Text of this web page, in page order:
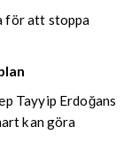
för att stoppa
Tayyip Erdoğans
kan göra